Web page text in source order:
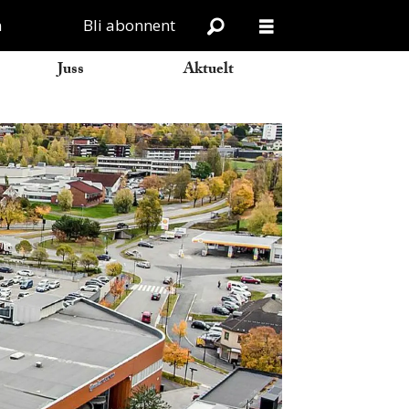
Bli abonnent
Juss Aktuelt